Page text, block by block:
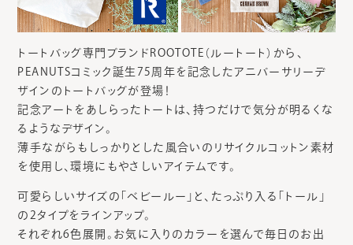
トートバッグ専門ブランドROOTOTE（ルートート）から、
PEANUTSコミック誕生75周年を記念したアニバーサリーデ
ザインのトートバッグが登場！
記念アートをあしらったトートは、持つだけで気分が明るくな
るようなデザイン。
薄手ながらもしっかりとした風合いのリサイクルコットン素材
を使用し、環境にもやさしいアイテムです。
可愛らしいサイズの「ベビールー」と、たっぷり入る「トール」
の2タイプをラインアップ。
それぞれ6色展開。お気に入りのカラーを選んで毎日のお出